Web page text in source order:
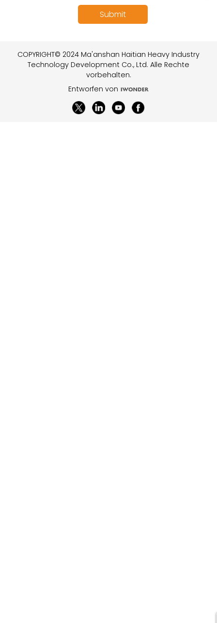
COPYRIGHT© 2024 Ma'anshan Haitian Heavy Industry
Technology Development Co., Ltd. Alle Rechte
vorbehalten.
Entworfen von